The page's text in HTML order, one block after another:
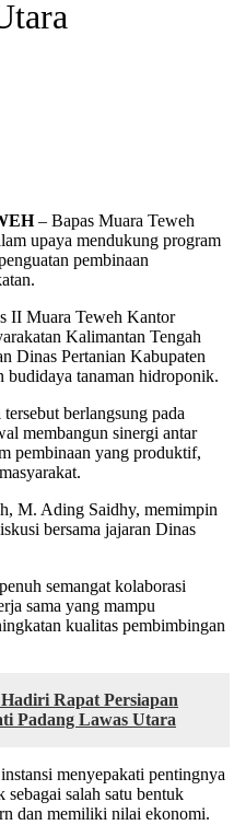
– Bapas Muara Teweh
upaya mendukung program
pembinaan
II Muara Teweh Kantor
Kalimantan Tengah
Dinas Pertanian Kabupaten
budidaya tanaman hidroponik.
berlangsung pada
membangun sinergi antar
pembinaan yang produktif,
M. Ading Saidhy, memimpin
bersama jajaran Dinas
semangat kolaborasi
sama yang mampu
kualitas pembimbingan
Rapat Persiapan
Padang Lawas Utara
menyepakati pentingnya
salah satu bentuk
dan memiliki nilai ekonomi.